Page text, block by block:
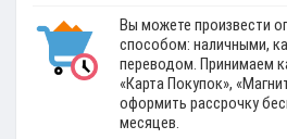
Вы можете произвести
способом: наличными,
переводом. Принимаем
«Карта Покупок»,
оформить рассрочку
месяцев.